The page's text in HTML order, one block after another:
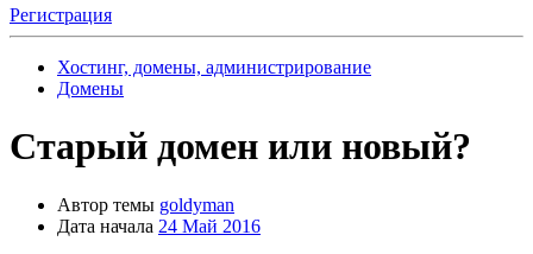
Регистрация
Хостинг, домены, администрирование
Домены
Старый домен или новый?
Автор темы goldyman
Дата начала 24 Май 2016